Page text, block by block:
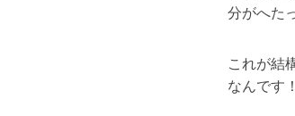
分がへた
これが結
なんです！